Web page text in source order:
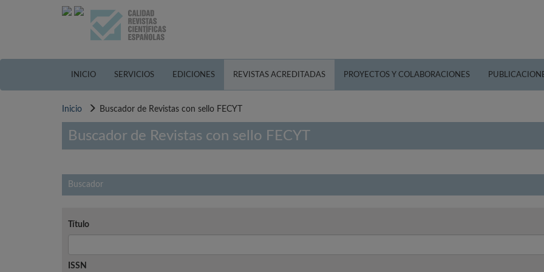
INICIO SERVICIOS EDICIONES REVISTAS ACREDITADAS PROYECTOS Y COLABORACIONES
Inicio Buscador de Revistas con sello FECYT
Buscador de Revistas con sello FECYT
Buscador
Título
ISSN